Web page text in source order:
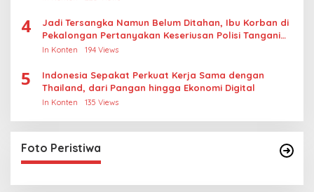
4
Jadi Tersangka Namun Belum Ditahan, Ibu Korban di
Pekalongan Pertanyakan Keseriusan Polisi Tangani
Kasus Rudapksa Sampai Anaknya Hamil
In Konten 194 Views
5
Indonesia Sepakat Perkuat Kerja Sama dengan
Thailand, dari Pangan hingga Ekonomi Digital
In Konten 135 Views
Foto Peristiwa